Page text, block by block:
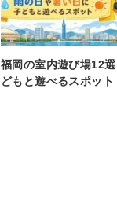
福岡の室内遊び場12
どもと遊べるスポット